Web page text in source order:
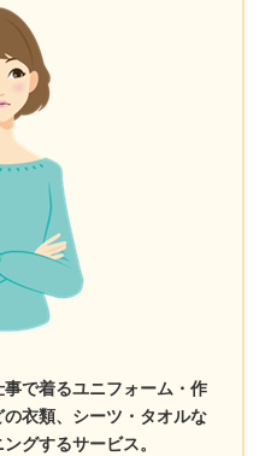
で着るユニフォーム・作
衣類、シーツ・タオルな
グするサービス。